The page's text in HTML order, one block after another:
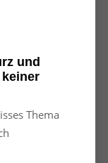
und
Thema